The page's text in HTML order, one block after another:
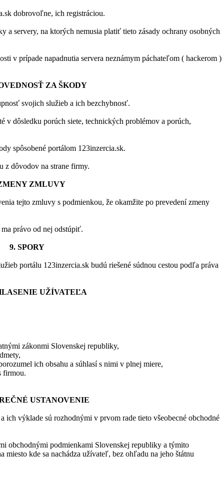
dobrovoľne, ich registráciou.
a servery, na ktorých nemusia platiť tieto zásady ochrany osobných
v prípade napadnutia servera neznámym páchateľom ( hackerom )
ZA ŠKODY
svojich služieb a ich bezchybnosť.
v dôsledku porúch siete, technických problémov a porúch,
spôsobené portálom 123inzercia.sk.
z dôvodov na strane firmy.
ZMLUVY
tejto zmluvy s podmienkou, že okamžite po prevedení zmeny
právo od nej odstúpiť.
9. SPORY
portálu 123inzercia.sk budú riešené súdnou cestou podľa práva
UŽÍVATEĽA
zákonmi Slovenskej republiky,
ich obsahu a súhlasí s nimi v plnej miere,
firmou.
USTANOVENIE
výklade sú rozhodnými v prvom rade tieto všeobecné obchodné
obchodnými podmienkami Slovenskej republiky a týmito
kde sa nachádza užívateľ, bez ohľadu na jeho štátnu